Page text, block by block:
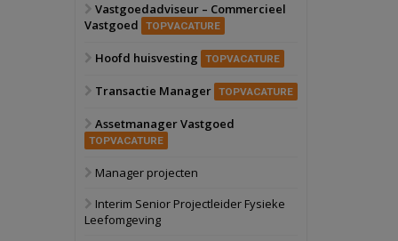
Oranje
28 september 2026
bedrijventerrein
Bekijk
Schuinesloot
Vastgoedadviseur – Commercieel
Vastgoed
TOPVACATURE
Hoofd huisvesting TOPVACATURE
Transactie Manager TOPVACATURE
Assetmanager Vastgoed
TOPVACATURE
Manager projecten
Interim Senior Projectleider Fysieke
Leefomgeving